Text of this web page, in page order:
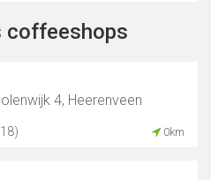
coffeeshops
4, Heerenveen
0km